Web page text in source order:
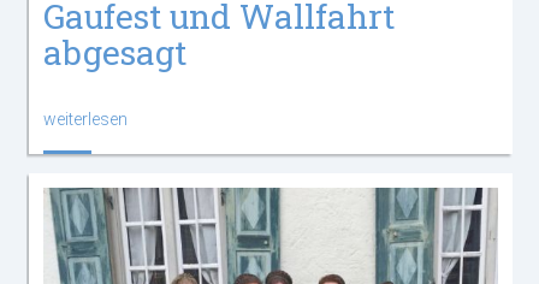
Gaufest und Wallfahrt
abgesagt
weiterlesen